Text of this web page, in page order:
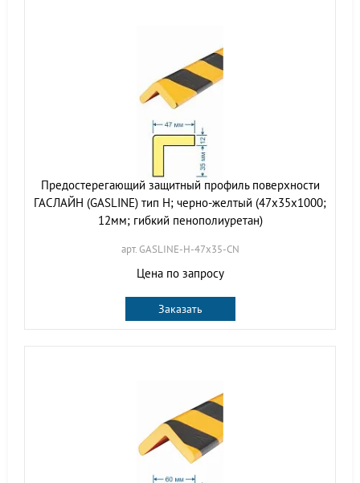
Предостерегающий защитный профиль поверхности
ГАСЛАЙН (GASLINE) тип Н; черно-желтый (47х35х1000;
12мм; гибкий пенополиуретан)
арт. GASLINE-H-47х35-CN
Цена по запросу
Заказать